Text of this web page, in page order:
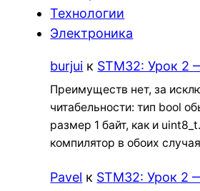
Технологии
Электроника
burjui к STM32: Урок 2
Преимуществ нет, за
читабельности: тип bool
размер 1 байт, как и
компилятор в обоих
Pavel к STM32: Урок 2